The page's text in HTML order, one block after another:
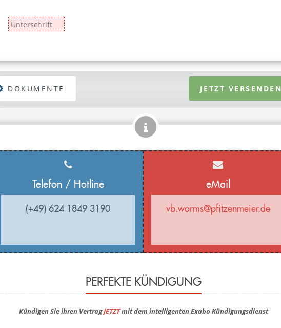
DOKUMENTE JETZT VERSENDEN
Telefon / Hotline
(+49) 624 1849 3190
eMail
vb.worms@pfitzenmeier.de
PERFEKTE KÜNDIGUNG
Kündigen Sie ihren VertragJETZTmit dem intelligenten Exabo Kündigungsdienst